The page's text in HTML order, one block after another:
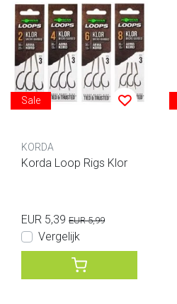
Sale
KORDA
Korda Loop Rigs Klor
EUR 5,39 EUR 5,99
Vergelijk